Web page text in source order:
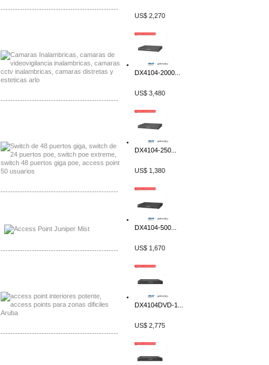
-------------------------------------------------
-------------------------------------------------
-------------------------------------------------
-------------------------------------------------
-------------------------------------------------
US$ 2,270
DX4104-2000...
US$ 3,480
DX4104-250...
US$ 1,380
DX4104-500...
US$ 1,670
DX4104DVD-1...
US$ 2,775